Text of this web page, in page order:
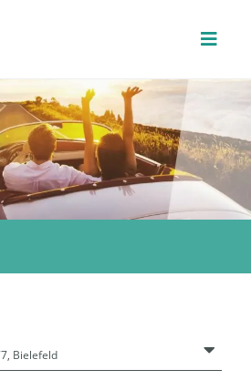
Bielefeld